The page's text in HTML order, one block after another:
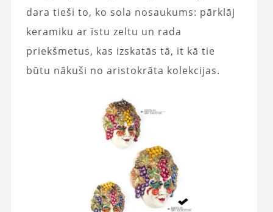
dara tieši to, ko sola nosaukums: pārklāj
keramiku ar īstu zeltu un rada
priekšmetus, kas izskatās tā, it kā tie
būtu nākuši no aristokrāta kolekcijas.